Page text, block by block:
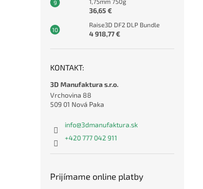
36,65 €
Raise3D DF2 DLP Bundle
4 918,77 €
KONTAKT:
3D Manufaktura s.r.o.
Vrchovina 88
509 01 Nová Paka
info@3dmanufaktura.sk
+420 777 042 911
Prijímame online platby